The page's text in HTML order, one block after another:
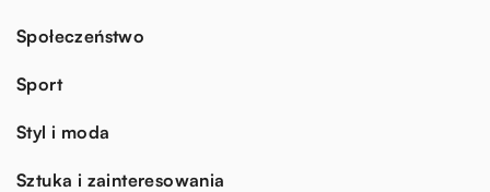
Społeczeństwo
Sport
Styl i moda
Sztuka i zainteresowania